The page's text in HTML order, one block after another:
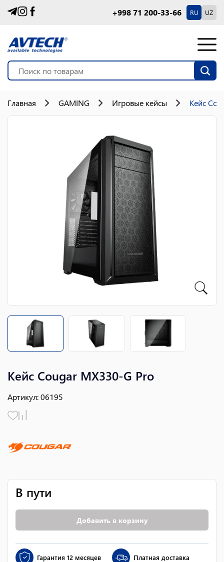
+998 71 200-33-66 RU UZ
Главная GAMING Игровые кейсы Кейс
Кейс Cougar MX330-G Pro
Артикул:06195
В пути
Добавить в корзину
Гарантия 12 месяцев Платная доставка